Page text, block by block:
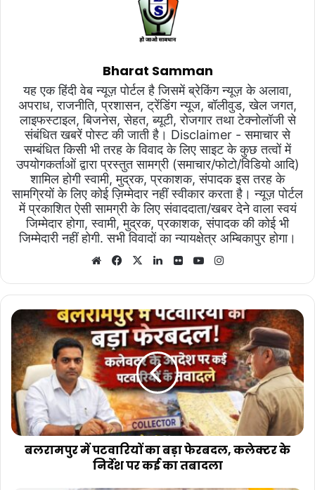
Bharat Samman
यह एक हिंदी वेब न्यूज़ पोर्टल है जिसमें ब्रेकिंग न्यूज़ के अलावा,
अपराध, राजनीति, प्रशासन, ट्रेंडिंग न्यूज, बॉलीवुड, खेल जगत,
लाइफस्टाइल, बिजनेस, सेहत, ब्यूटी, रोजगार तथा टेक्नोलॉजी से
संबंधित खबरें पोस्ट की जाती है। Disclaimer - समाचार से
सम्बंधित किसी भी तरह के विवाद के लिए साइट के कुछ तत्वों में
उपयोगकर्ताओं द्वारा प्रस्तुत सामग्री (समाचार/फोटो/विडियो आदि)
शामिल होगी स्वामी, मुद्रक, प्रकाशक, संपादक इस तरह के
सामग्रियों के लिए कोई ज़िम्मेदार नहीं स्वीकार करता है। न्यूज़ पोर्टल
में प्रकाशित ऐसी सामग्री के लिए संवाददाता/खबर देने वाला स्वयं
जिम्मेदार होगा, स्वामी, मुद्रक, प्रकाशक, संपादक की कोई भी
जिम्मेदारी नहीं होगी. सभी विवादों का न्यायक्षेत्र अम्बिकापुर होगा।
WebsiteFacebook
X LinkedIn
Flickr YouTube
बलरामपुर
में
पटवारियों
का
बड़ा
फेरबदल,
कलेक्टर
के
निर्देश
बलरामपुर में पटवारियों का बड़ा फेरबदल, कलेक्टर के
निर्देश पर कई का तबादला